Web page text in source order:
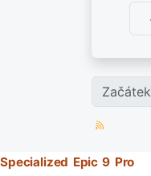
Začátek
Specialized Epic 9 Pro